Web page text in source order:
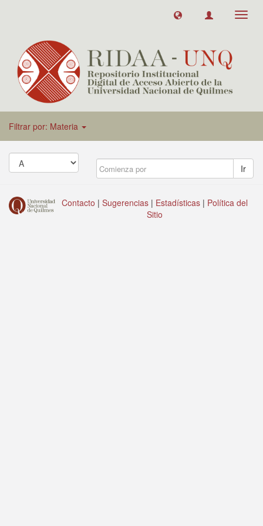
Filtrar por: Materia
Ir
Contacto | Sugerencias | Estadísticas | Política del
Sitio